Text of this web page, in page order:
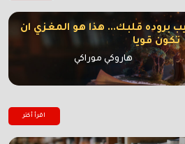
بروده قلبك... هذا هو المغزي ان
تكون قويا
هاروكي موراكي
اقرأ أكتر